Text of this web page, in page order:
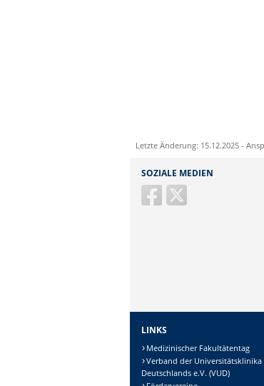
Letzte Änderung: 15.12.2025 -
Ihre E-Mailadresse:
SOZIALE MEDIEN
LINKS
Medizinischer Fakultätentag
Verband der Universitätsklinika
Deutschlands e.V. (VUD)